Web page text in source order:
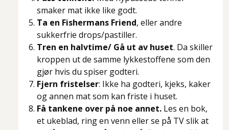
smaker mat ikke like godt.
Ta en Fishermans Friend, eller andre
sukkerfrie drops/pastiller.
Tren en halvtime/ Gå ut av huset. Da skiller
kroppen ut de samme lykkestoffene som den
gjør hvis du spiser godteri.
Fjern fristelser: Ikke ha godteri, kjeks, kaker
og annen mat som kan friste i huset.
Få tankene over på noe annet. Les en bok,
et ukeblad, ring en venn eller se på TV slik at